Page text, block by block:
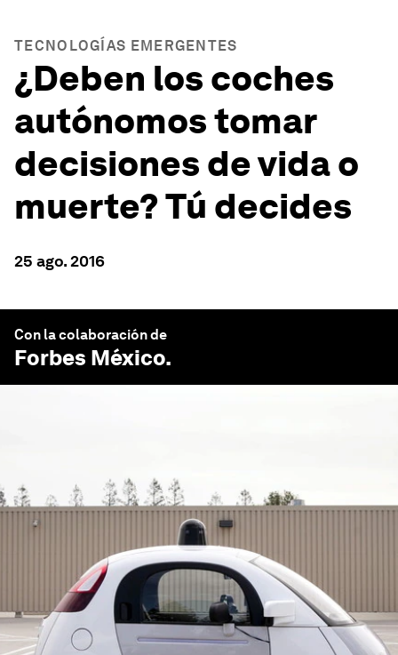
TECNOLOGÍAS EMERGENTES
¿Deben los coches
autónomos tomar
decisiones de vida o
muerte? Tú decides
25 ago. 2016
Con la colaboración de
Forbes México.